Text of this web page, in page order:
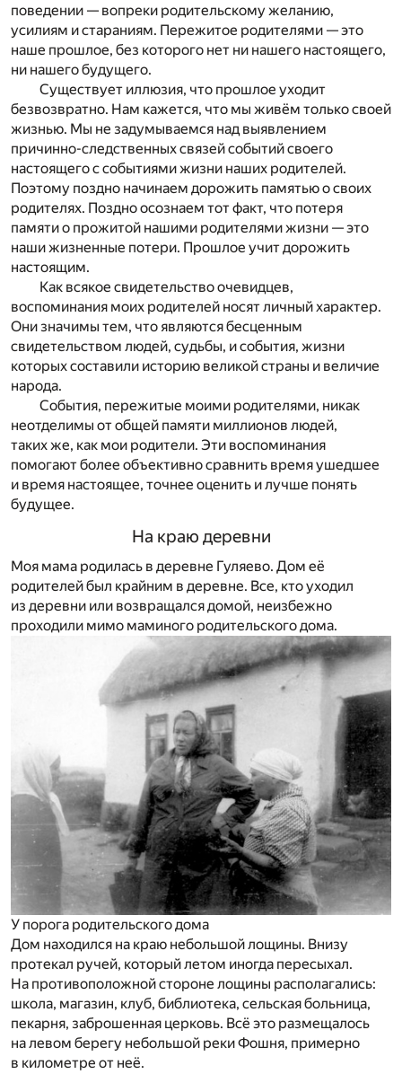
поведении — вопреки родительскому желанию,
усилиям и стараниям. Пережитое родителями — это
наше прошлое, без которого нет ни нашего настоящего,
ни нашего будущего.
Существует иллюзия, что прошлое уходит
безвозвратно. Нам кажется, что мы живём только своей
жизнью. Мы не задумываемся над выявлением
причинно-следственных связей событий своего
настоящего с событиями жизни наших родителей.
Поэтому поздно начинаем дорожить памятью о своих
родителях. Поздно осознаем тот факт, что потеря
памяти о прожитой нашими родителями жизни — это
наши жизненные потери. Прошлое учит дорожить
настоящим.
Как всякое свидетельство очевидцев,
воспоминания моих родителей носят личный характер.
Они значимы тем, что являются бесценным
свидетельством людей, судьбы, и события, жизни
которых составили историю великой страны и величие
народа.
События, пережитые моими родителями, никак
неотделимы от общей памяти миллионов людей,
таких же, как мои родители. Эти воспоминания
помогают более объективно сравнить время ушедшее
и время настоящее, точнее оценить и лучше понять
будущее.
На краю деревни
Моя мама родилась в деревне Гуляево. Дом её
родителей был крайним в деревне. Все, кто уходил
из деревни или возвращался домой, неизбежно
проходили мимо маминого родительского дома.
У порога родительского дома
Дом находился на краю небольшой лощины. Внизу
протекал ручей, который летом иногда пересыхал.
На противоположной стороне лощины располагались:
школа, магазин, клуб, библиотека, сельская больница,
пекарня, заброшенная церковь. Всё это размещалось
на левом берегу небольшой реки Фошня, примерно
в километре от неё.